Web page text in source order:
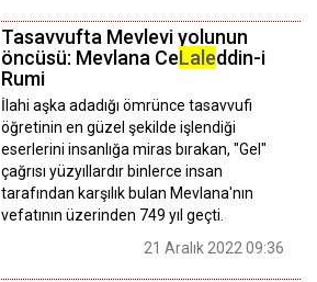
Tasavvufta Mevlevi yolunun
öncüsü: Mevlana CeLaleddin-i
Rumi
İlahi aşka adadığı ömrünce tasavvufi
öğretinin en güzel şekilde işlendiği
eserlerini insanlığa miras bırakan, "Gel"
çağrısı yüzyıllardır binlerce insan
tarafından karşılık bulan Mevlana'nın
vefatının üzerinden 749 yıl geçti.
21 Aralık 2022 09:36